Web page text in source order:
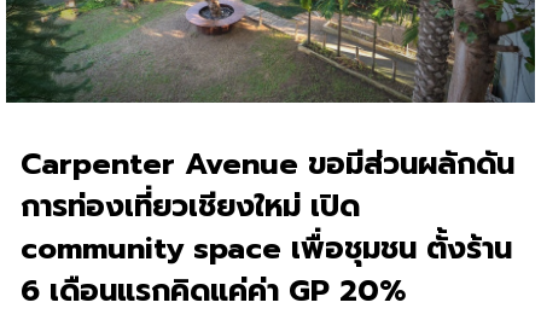
Carpenter Avenue ขอมีส่วนผลักดัน
การท่องเที่ยวเชียงใหม่ เปิด
community space เพื่อชุมชน ตั้งร้าน
6 เดือนแรกคิดแค่ค่า GP 20%